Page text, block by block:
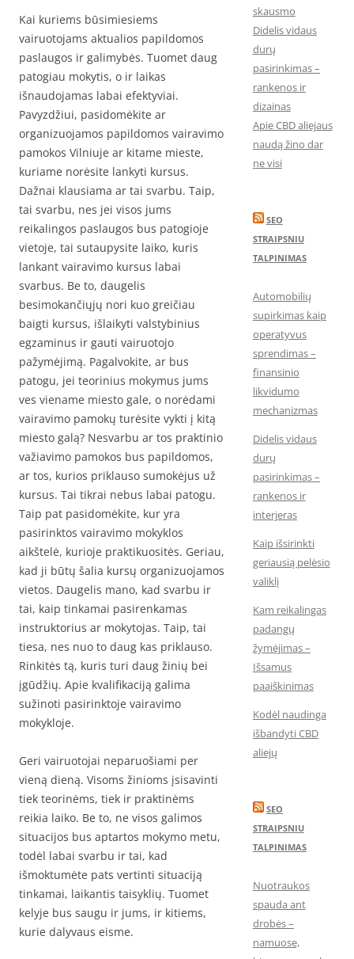
Kai kuriems būsimiesiems
vairuotojams aktualios papildomos
paslaugos ir galimybės. Tuomet daug
patogiau mokytis, o ir laikas
išnaudojamas labai efektyviai.
Pavyzdžiui, pasidomėkite ar
organizuojamos papildomos vairavimo
pamokos Vilniuje ar kitame mieste,
kuriame norėsite lankyti kursus.
Dažnai klausiama ar tai svarbu. Taip,
tai svarbu, nes jei visos jums
reikalingos paslaugos bus patogioje
vietoje, tai sutaupysite laiko, kuris
lankant vairavimo kursus labai
svarbus. Be to, daugelis
besimokančiųjų nori kuo greičiau
baigti kursus, išlaikyti valstybinius
egzaminus ir gauti vairuotojo
pažymėjimą. Pagalvokite, ar bus
patogu, jei teorinius mokymus jums
ves viename miesto gale, o norėdami
vairavimo pamokų turėsite vykti į kitą
miesto galą? Nesvarbu ar tos praktinio
važiavimo pamokos bus papildomos,
ar tos, kurios priklauso sumokėjus už
kursus. Tai tikrai nebus labai patogu.
Taip pat pasidomėkite, kur yra
pasirinktos vairavimo mokyklos
aikštelė, kurioje praktikuositės. Geriau,
kad ji būtų šalia kursų organizuojamos
vietos. Daugelis mano, kad svarbu ir
tai, kaip tinkamai pasirenkamas
instruktorius ar mokytojas. Taip, tai
tiesa, nes nuo to daug kas priklauso.
Rinkitės tą, kuris turi daug žinių bei
įgūdžių. Apie kvalifikaciją galima
sužinoti pasirinktoje vairavimo
mokykloje.
Geri vairuotojai neparuošiami per
vieną dieną. Visoms žinioms įsisavinti
tiek teorinėms, tiek ir praktinėms
reikia laiko. Be to, ne visos galimos
situacijos bus aptartos mokymo metu,
todėl labai svarbu ir tai, kad
išmoktumėte pats vertinti situaciją
tinkamai, laikantis taisyklių. Tuomet
kelyje bus saugu ir jums, ir kitiems,
kurie dalyvaus eisme.
skausmo
Didelis vidaus
durų
pasirinkimas –
rankenos ir
dizainas
Apie CBD aliejaus
naudą žino dar
ne visi
SEO
STRAIPSNIU
TALPINIMAS
Automobilių
supirkimas kaip
operatyvus
sprendimas –
finansinio
likvidumo
mechanizmas
Didelis vidaus
durų
pasirinkimas –
rankenos ir
interjeras
Kaip išsirinkti
geriausią pelėsio
valiklį
Kam reikalingas
padangų
žymėjimas –
Išsamus
paaiškinimas
Kodėl naudinga
išbandyti CBD
aliejų
SEO
STRAIPSNIU
TALPINIMAS
Nuotraukos
spauda ant
drobės –
namuose,